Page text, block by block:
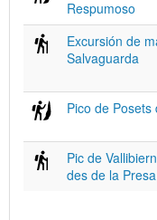
Respumoso
Excursión de
Salvaguarda
Pico de Posets
Pic de
des de la